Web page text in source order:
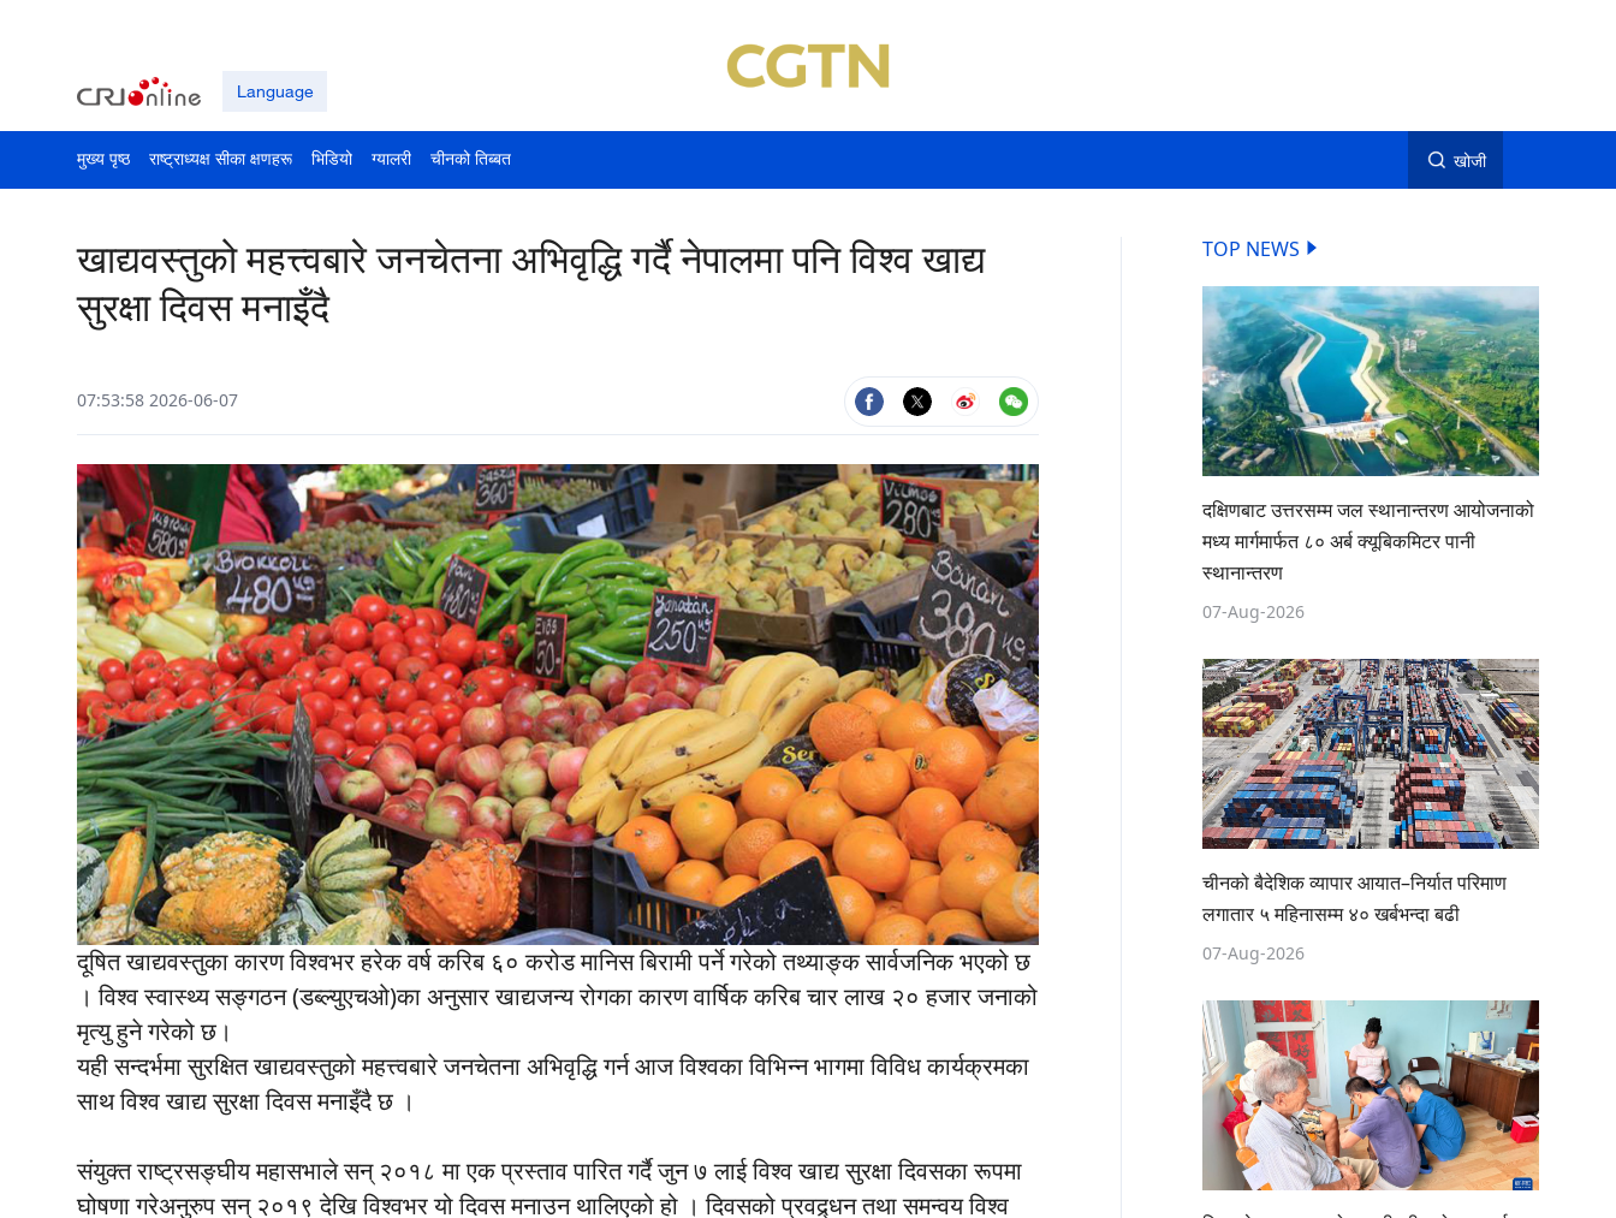
Language
मुख्य पृष्ठ राष्ट्राध्यक्ष सीका क्षणहरू भिडियो ग्यालरी चीनको तिब्बत खोजी
खाद्यवस्तुको महत्त्वबारे जनचेतना अभिवृद्धि गर्दै नेपालमा पनि विश्व खाद्य
सुरक्षा दिवस मनाइँदै
07:53:58 2026-06-07
दूषित खाद्यवस्तुका कारण विश्वभर हरेक वर्ष करिब ६० करोड मानिस बिरामी पर्ने गरेको तथ्याङ्क सार्वजनिक भएको छ
। विश्व स्वास्थ्य सङ्गठन (डब्ल्युएचओ)का अनुसार खाद्यजन्य रोगका कारण वार्षिक करिब चार लाख २० हजार जनाको
मृत्यु हुने गरेको छ।
यही सन्दर्भमा सुरक्षित खाद्यवस्तुको महत्त्वबारे जनचेतना अभिवृद्धि गर्न आज विश्वका विभिन्न भागमा विविध कार्यक्रमका
साथ विश्व खाद्य सुरक्षा दिवस मनाइँदै छ ।
संयुक्त राष्ट्रसङ्घीय महासभाले सन् २०१८ मा एक प्रस्ताव पारित गर्दै जुन ७ लाई विश्व खाद्य सुरक्षा दिवसका रूपमा
घोषणा गरेअनुरुप सन् २०१९ देखि विश्वभर यो दिवस मनाउन थालिएको हो । दिवसको प्रवद्र्धन तथा समन्वय विश्व
TOP NEWS
दक्षिणबाट उत्तरसम्म जल स्थानान्तरण आयोजनाको
मध्य मार्गमार्फत ८० अर्ब क्यूबिकमिटर पानी
स्थानान्तरण
07-Aug-2026
चीनको बैदेशिक व्यापार आयात–निर्यात परिमाण
लगातार ५ महिनासम्म ४० खर्बभन्दा बढी
07-Aug-2026